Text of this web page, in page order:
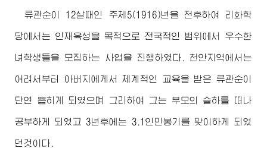
류관순이 12살때인 주체5(1916)년을 전후하여 리화학
당에서는 인재육성을 목적으로 전국적인 범위에서 우수한
녀학생들을 모집하는 사업을 진행하였다. 천안지역에서는
어려서부터 아버지 에게서 체계적인 교육을 받은 류관순이
단연 뽑히게 되였으며 그리하여 그는 부모의 슬하를 떠나
공부하게 되였고 3년후에는 3.1인민봉기를 맞이하게 되였
던것이다.